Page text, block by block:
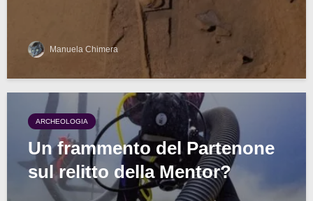
Manuela Chimera
ARCHEOLOGIA
Un frammento del Partenone
sul relitto della Mentor?